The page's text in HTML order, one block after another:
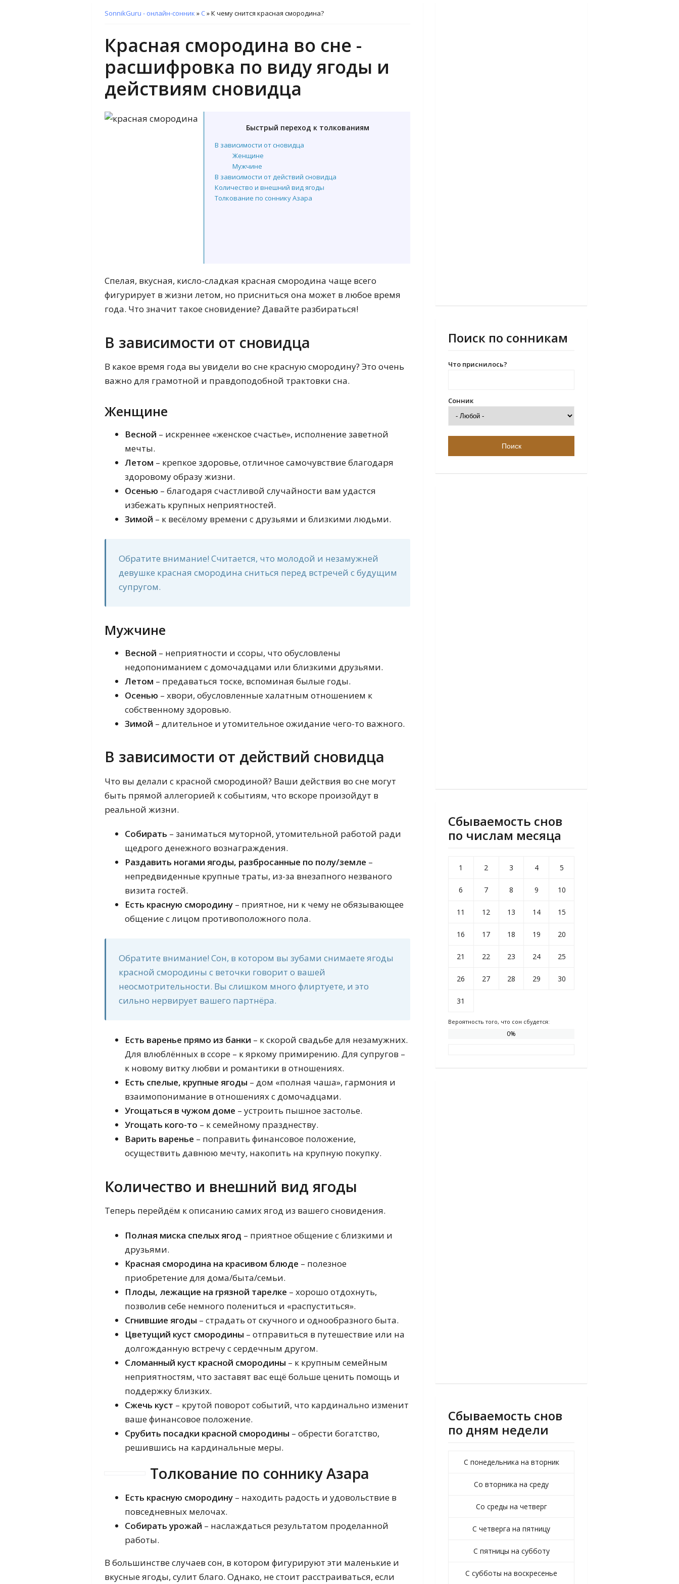
SonnikGuru - онлайн-сонник » С»К чему снится красная смородина?
Красная смородина во сне -
расшифровка по виду ягоды и
действиям сновидца
Быстрый переход к толкованиям
В зависимости от сновидца
Женщине
Мужчине
В зависимости от действий сновидца
Количество и внешний вид ягоды
Толкование по соннику Азара
Спелая, вкусная, кисло-сладкая красная смородина чаще всего
фигурирует в жизни летом, но присниться она может в любое время
года. Что значит такое сновидение? Давайте разбираться!
В зависимости от сновидца
В какое время года вы увидели во сне красную смородину? Это очень
важно для грамотной и правдоподобной трактовки сна.
Женщине
Весной – искреннее «женское счастье», исполнение заветной
мечты.
Летом – крепкое здоровье, отличное самочувствие благодаря
здоровому образу жизни.
Осенью – благодаря счастливой случайности вам удастся
избежать крупных неприятностей.
Зимой – к весёлому времени с друзьями и близкими людьми.
Обратите внимание! Считается, что молодой и незамужней
девушке красная смородина сниться перед встречей с будущим
супругом.
Мужчине
Весной – неприятности и ссоры, что обусловлены
недопониманием с домочадцами или близкими друзьями.
Летом – предаваться тоске, вспоминая былые годы.
Осенью – хвори, обусловленные халатным отношением к
собственному здоровью.
Зимой – длительное и утомительное ожидание чего-то важного.
В зависимости от действий сновидца
Что вы делали с красной смородиной? Ваши действия во сне могут
быть прямой аллегорией к событиям, что вскоре произойдут в
реальной жизни.
Собирать – заниматься муторной, утомительной работой ради
щедрого денежного вознаграждения.
Раздавить ногами ягоды, разбросанные по полу/земле –
непредвиденные крупные траты, из-за внезапного незваного
визита гостей.
Есть красную смородину – приятное, ни к чему не обязывающее
общение с лицом противоположного пола.
Обратите внимание! Сон, в котором вы зубами снимаете ягоды
красной смородины с веточки говорит о вашей
неосмотрительности. Вы слишком много флиртуете, и это
сильно нервирует вашего партнёра.
Есть варенье прямо из банки – к скорой свадьбе для незамужних.
Для влюблённых в ссоре – к яркому примирению. Для супругов –
к новому витку любви и романтики в отношениях.
Есть спелые, крупные ягоды – дом «полная чаша», гармония и
взаимопонимание в отношениях с домочадцами.
Угощаться в чужом доме – устроить пышное застолье.
Угощать кого-то – к семейному празднеству.
Варить варенье – поправить финансовое положение,
осуществить давнюю мечту, накопить на крупную покупку.
Количество и внешний вид ягоды
Теперь перейдём к описанию самих ягод из вашего сновидения.
Полная миска спелых ягод – приятное общение с близкими и
друзьями.
Красная смородина на красивом блюде – полезное
приобретение для дома/быта/семьи.
Плоды, лежащие на грязной тарелке – хорошо отдохнуть,
позволив себе немного полениться и «распуститься».
Сгнившие ягоды – страдать от скучного и однообразного быта.
Цветущий куст смородины – отправиться в путешествие или на
долгожданную встречу с сердечным другом.
Сломанный куст красной смородины – к крупным семейным
неприятностям, что заставят вас ещё больше ценить помощь и
поддержку близких.
Сжечь куст – крутой поворот событий, что кардинально изменит
ваше финансовое положение.
Срубить посадки красной смородины – обрести богатство,
решившись на кардинальные меры.
Толкование по соннику Азара
Есть красную смородину – находить радость и удовольствие в
повседневных мелочах.
Собирать урожай – наслаждаться результатом проделанной
работы.
В большинстве случаев сон, в котором фигурируют эти маленькие и
вкусные ягоды, сулит благо. Однако, не стоит расстраиваться, если
Поиск по сонникам
Что приснилось?
Сонник
Сбываемость снов
по числам месяца
1 2 3 4 5
6 7 8 9 10
11 12 13 14 15
16 17 18 19 20
21 22 23 24 25
26 27 28 29 30
31
Вероятность того, что сон сбудется:
0%
Сбываемость снов
по дням недели
С понедельника на вторник
Со вторника на среду
Со среды на четверг
С четверга на пятницу
С пятницы на субботу
С субботы на воскресенье